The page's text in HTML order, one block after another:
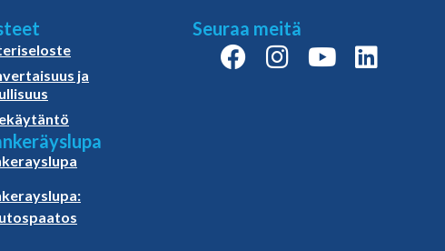
ja
Seuraa meitä